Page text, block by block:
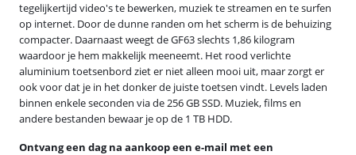
tegelijkertijd video's te bewerken, muziek te streamen en te surfen
op internet. Door de dunne randen om het scherm is de behuizing
compacter. Daarnaast weegt de GF63 slechts 1,86 kilogram
waardoor je hem makkelijk meeneemt. Het rood verlichte
aluminium toetsenbord ziet er niet alleen mooi uit, maar zorgt er
ook voor dat je in het donker de juiste toetsen vindt. Levels laden
binnen enkele seconden via de 256 GB SSD. Muziek, films en
andere bestanden bewaar je op de 1 TB HDD.
Ontvang een dag na aankoop een e-mail met een